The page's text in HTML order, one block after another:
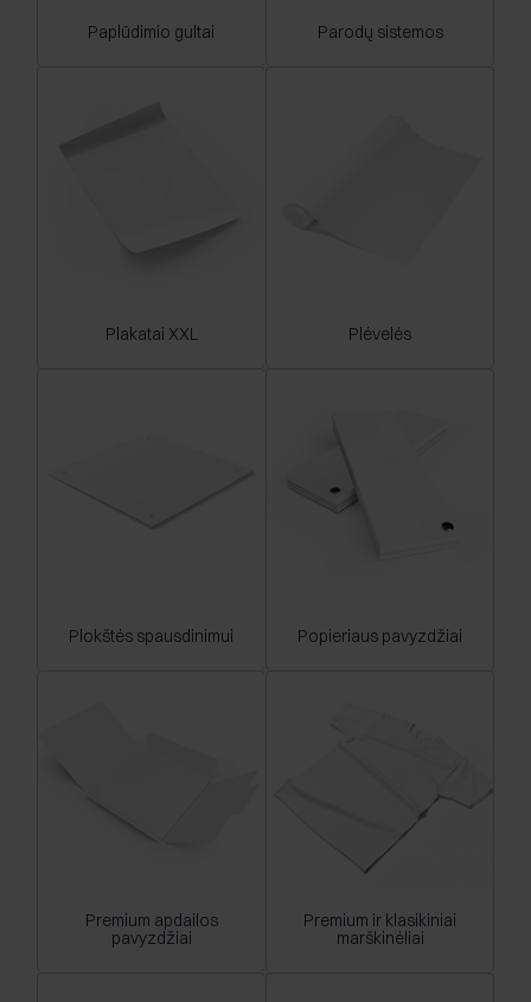
Paplūdimio gultai Parodų sistemos
Plakatai XXL Plėvelės
Plokštės spausdinimui Popieriaus pavyzdžiai
Premium apdailos
pavyzdžiai
Premium ir klasikiniai
marškinėliai